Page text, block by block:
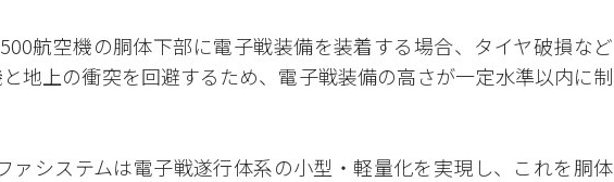
航空機の胴体下部に電子戦装備を装着する場合、タイヤ破損など
地上の衝突を回避するため、電子戦装備の高さが一定水準以内に制
ァシステムは電子戦遂行体系の小型・軽量化を実現し、これを胴体